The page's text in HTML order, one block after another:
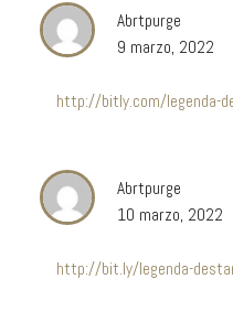
Abrtpurge
9 marzo, 2022
http://bitly.com/legenda-
Abrtpurge
10 marzo, 2022
http://bit.ly/legenda-